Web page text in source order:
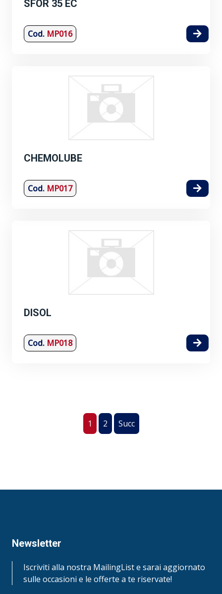
SFOR 35 EC
Cod. MP016
CHEMOLUBE
Cod. MP017
DISOL
Cod. MP018
1 2 Succ
Newsletter
Iscriviti alla nostra MailingList e sarai aggiornato
sulle occasioni e le offerte a te riservate!